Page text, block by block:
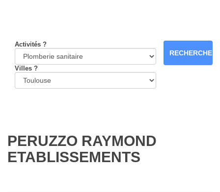
Activités ?
Villes ?
PERUZZO RAYMOND
ETABLISSEMENTS